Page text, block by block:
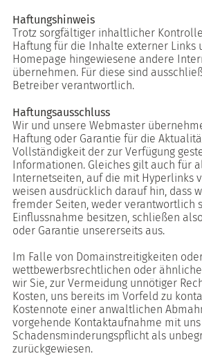
Haftungshinweis
Trotz sorgfältiger inhaltlicher
Haftung für die Inhalte externer Links
Homepage hingewiesene andere
übernehmen. Für diese sind
Betreiber verantwortlich.
Haftungsausschluss
Wir und unsere Webmaster
Haftung oder Garantie für die
Vollständigkeit der zur Verfügung
Informationen. Gleiches gilt auch für
Internetseiten, auf die mit Hyperlinks
weisen ausdrücklich darauf hin, dass
fremder Seiten, weder verantwortlich
Einflussnahme besitzen, schließen
oder Garantie unsererseits aus.
Im Falle von Domainstreitigkeiten
wettbewerbsrechtlichen oder
wir Sie, zur Vermeidung unnötiger
Kosten, uns bereits im Vorfeld zu
Kostennote einer anwaltlichen
vorgehende Kontaktaufnahme mit
Schadensminderungspflicht als
zurückgewiesen.